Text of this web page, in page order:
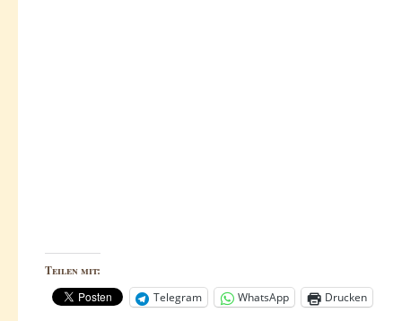
Teilen mit:
Telegram
WhatsApp Drucken